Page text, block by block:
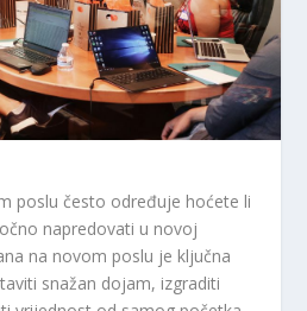
poslu često određuje hoćete li
napredovati u novoj
na novom poslu je ključna
snažan dojam, izgraditi